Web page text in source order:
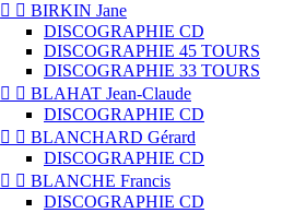
  BIRKIN Jane
DISCOGRAPHIE CD
DISCOGRAPHIE 45 TOURS
DISCOGRAPHIE 33 TOURS
  BLAHAT Jean-Claude
DISCOGRAPHIE CD
  BLANCHARD Gérard
DISCOGRAPHIE CD
  BLANCHE Francis
DISCOGRAPHIE CD